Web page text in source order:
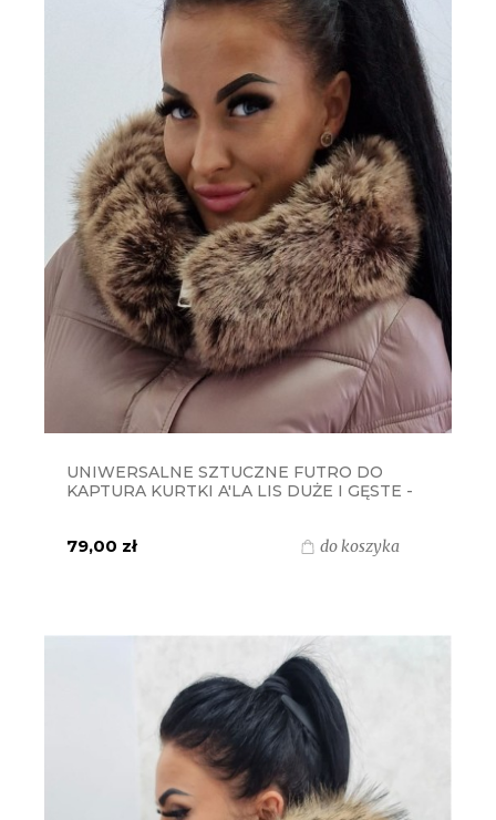
UNIWERSALNE SZTUCZNE FUTRO DO
KAPTURA KURTKI A'LA LIS DUŻE I GĘSTE -
79,00 zł do koszyka